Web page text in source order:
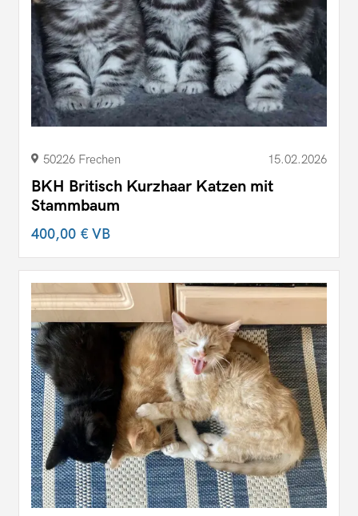
50226 Frechen 15.02.2026
BKH Britisch Kurzhaar Katzen mit
Stammbaum
400,00 €VB